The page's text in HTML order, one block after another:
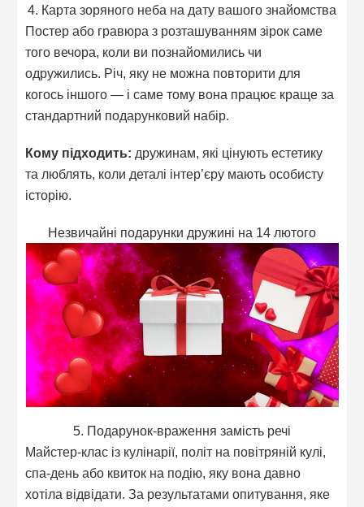
4. Карта зоряного неба на дату вашого знайомства
Постер або гравюра з розташуванням зірок саме
того вечора, коли ви познайомились чи
одружились. Річ, яку не можна повторити для
когось іншого — і саме тому вона працює краще за
стандартний подарунковий набір.
Кому підходить: дружинам, які цінують естетику
та люблять, коли деталі інтер’єру мають особисту
історію.
Незвичайні подарунки дружині на 14 лютого
5. Подарунок-враження замість речі
Майстер-клас із кулінарії, політ на повітряній кулі,
спа-день або квиток на подію, яку вона давно
хотіла відвідати. За результатами опитування, яке